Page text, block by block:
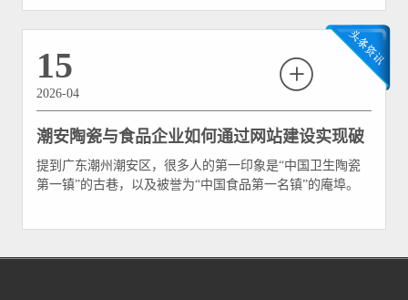
本土机构、文旅项目乃至传统企业在进行网站建设时，往往
陷入了一种尴尬：要么是完全西化、千篇一律的模板网站
15
2026-04
潮安陶瓷与食品企业如何通过网站建设实现破
局？
提到广东潮州潮安区，很多人的第一印象是“中国卫生陶瓷
第一镇”的古巷，以及被誉为“中国食品第一名镇”的庵埠。
制造企业正面临着前所未有的“内卷”压力。